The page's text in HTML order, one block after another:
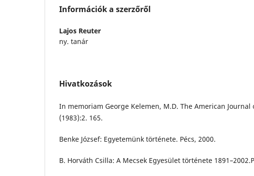
Információk a szerzőről
Lajos Reuter
ny. tanár
Hivatkozások
In memoriam George Kelemen, M.D. The American Journal
(1983):2. 165.
Benke József: Egyetemünk története. Pécs, 2000.
B. Horváth Csilla: A Mecsek Egyesület története